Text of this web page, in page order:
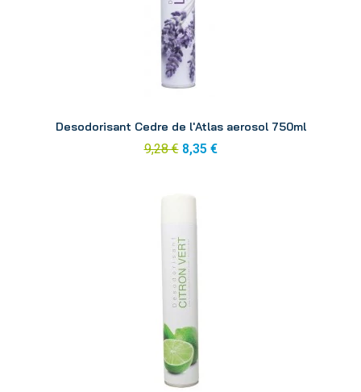
Desodorisant Cedre de l'Atlas aerosol 750ml
9,28 € 8,35 €